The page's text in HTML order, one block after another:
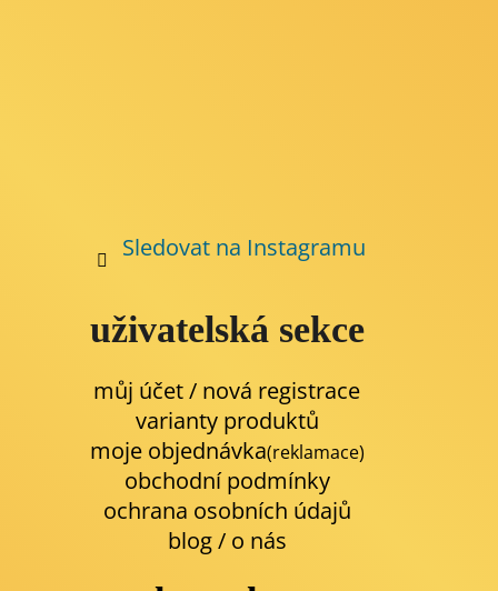
Sledovat na Instagramu
uživatelská sekce
můj účet / nová registrace
varianty produktů
moje objednávka(reklamace)
obchodní podmínky
ochrana osobních údajů
blog/ o nás